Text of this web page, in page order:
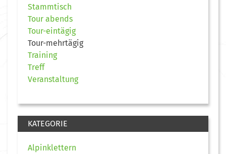
Stammtisch
Tour abends
Tour-eintägig
Tour-mehrtägig
Training
Treff
Veranstaltung
KATEGORIE
Alpinklettern